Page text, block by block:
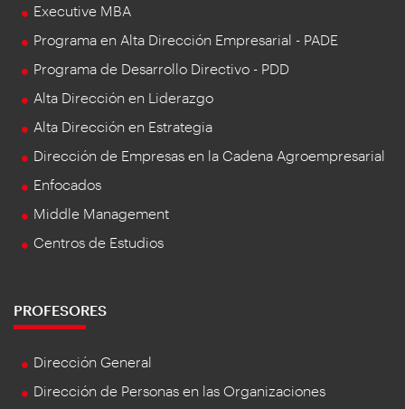
Executive MBA
Programa en Alta Dirección Empresarial - PADE
Programa de Desarrollo Directivo - PDD
Alta Dirección en Liderazgo
Alta Dirección en Estrategia
Dirección de Empresas en la Cadena Agroempresarial
Enfocados
Middle Management
Centros de Estudios
PROFESORES
Dirección General
Dirección de Personas en las Organizaciones